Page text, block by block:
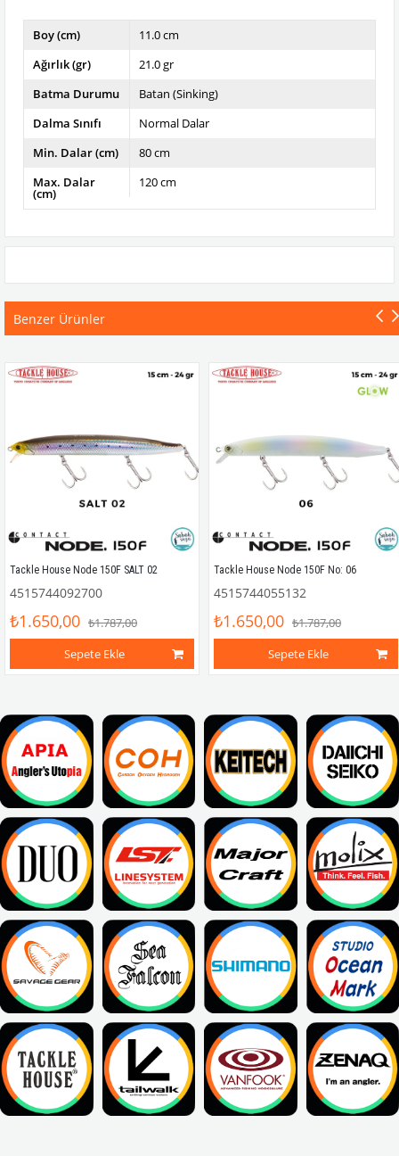
Boy (cm)
11.0 cm
Ağırlık (gr)
21.0 gr
Batma Durumu
Batan (Sinking)
Dalma Sınıfı
Normal Dalar
Min. Dalar (cm)
80 cm
Max. Dalar
(cm)
120 cm
Benzer Ürünler
Tackle House Node 150F SALT 02
4515744092700
₺1.650,00 ₺1.787,00
Sepete Ekle
Tackle House Node 150F No: 06
4515744055132
₺1.650,00 ₺1.787,00
Sepete Ekle